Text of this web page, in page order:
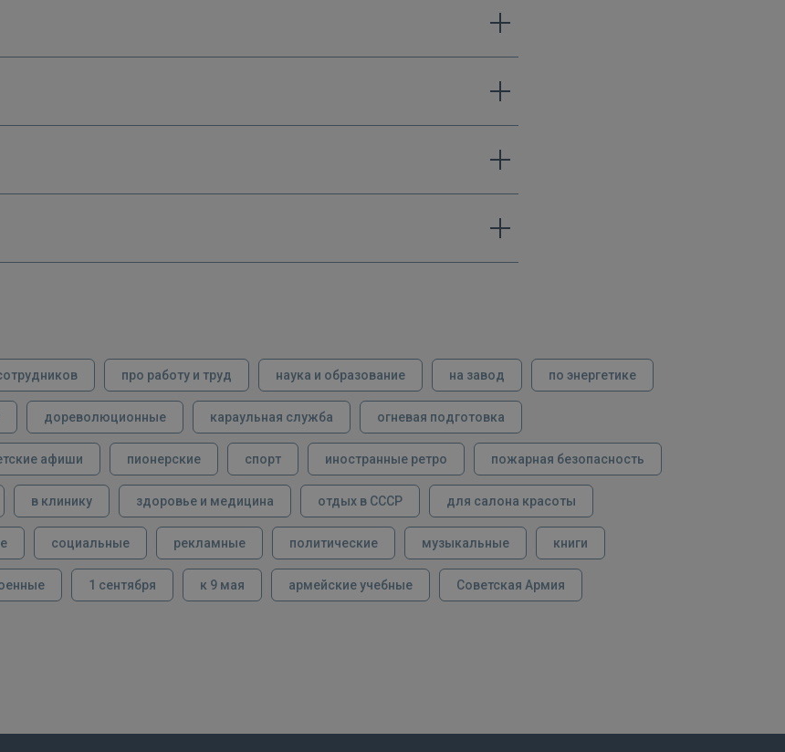
про работу и труд наука и образование на завод по энергетике
дореволюционные караульная служба огневая подготовка
афиши пионерские спорт иностранные ретро пожарная безопасность
в клинику здоровье и медицина отдых в СССР для салона красоты
социальные рекламные политические музыкальные книги
1 сентября к 9 мая армейские учебные Советская Армия